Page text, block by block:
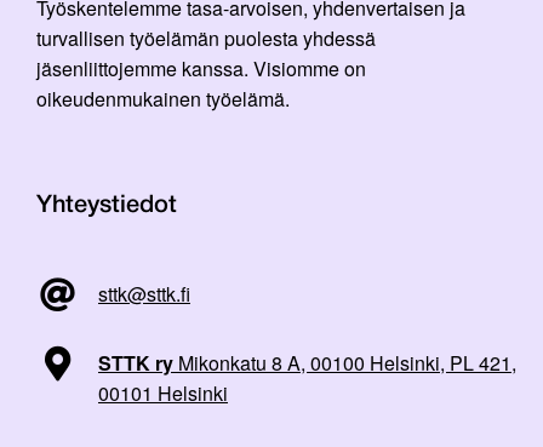
Työskentelemme tasa-arvoisen, yhdenvertaisen ja
turvallisen työelämän puolesta yhdessä
jäsenliittojemme kanssa. Visiomme on
oikeudenmukainen työelämä.
Yhteystiedot
sttk@sttk.fi
STTK ry Mikonkatu 8 A, 00100 Helsinki, PL 421,
00101 Helsinki